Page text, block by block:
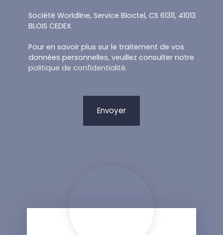
Société Worldline, Service Bloctel, CS 61311, 41013
BLOIS CEDEX.
Pour en savoir plus sur le traitement de vos
données personnelles, veuillez consulter notre
politique de confidentialité.
Envoyer